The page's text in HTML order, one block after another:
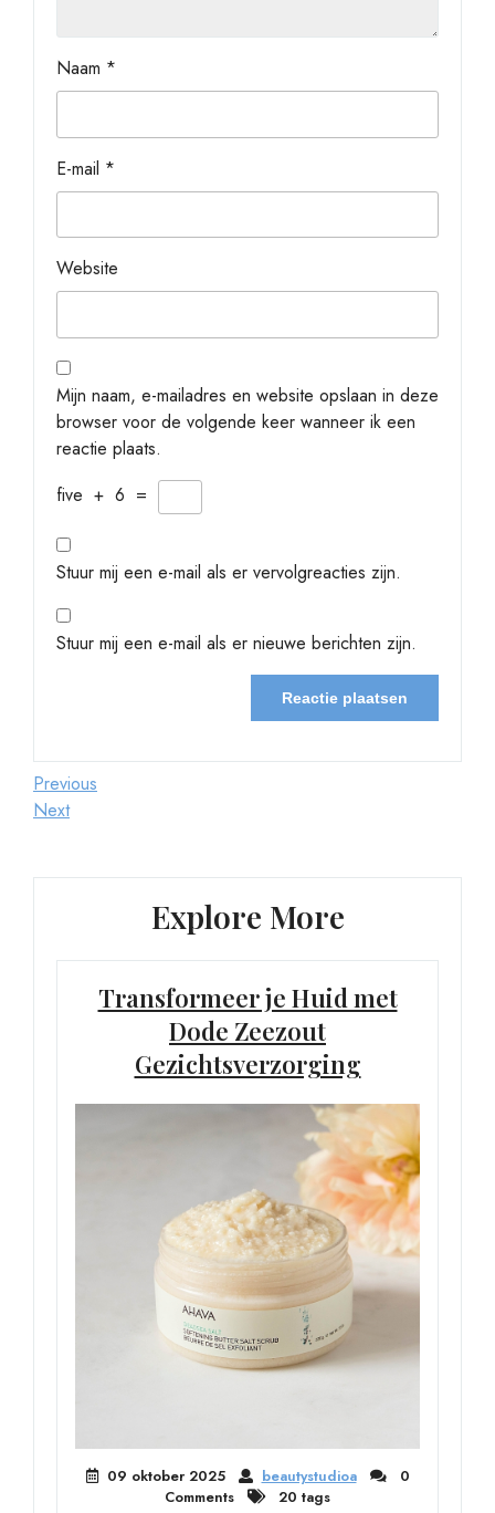
Naam *
E-mail *
Website
Mijn naam, e-mailadres en website opslaan in deze
browser voor de volgende keer wanneer ik een
reactie plaats.
five + 6 =
Stuur mij een e-mail als er vervolgreacties zijn.
Stuur mij een e-mail als er nieuwe berichten zijn.
Berichtnavigatie
Previous
Post
Previous
Next
Next
Explore More
Transformeer je Huid met
Dode Zeezout
Gezichtsverzorging
09 oktober 2025 beautystudioa
0
Comments
20 tags